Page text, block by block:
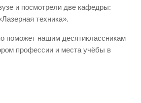
и посмотрели две кафедры:
техника».
поможет нашим десятиклассникам
профессии и места учёбы в